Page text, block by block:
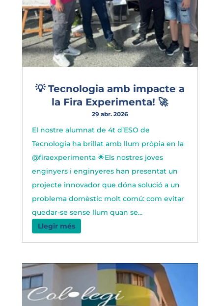
💡 Tecnologia amb impacte a
la Fira Experimenta! 🚀
29 abr. 2026
El nostre alumnat de 4t d’ESO de
Tecnologia ha brillat amb llum pròpia en la
@firaexperimenta 🌟Els nostres joves
enginyers i enginyeres han presentat un
projecte innovador que dóna solució a un
problema domèstic molt comú: com evitar
quedar-se sense llum quan se...
Llegir més